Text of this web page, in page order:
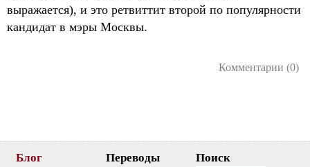
выражается), и это ретвиттит второй по популярности
кандидат в мэры Москвы.
Комментарии (0)
Блог Переводы Поиск